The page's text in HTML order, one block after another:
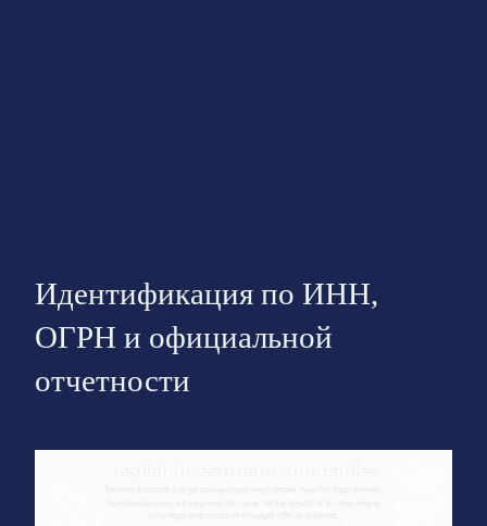
Идентификация по ИНН,
ОГРН и официальной
отчетности